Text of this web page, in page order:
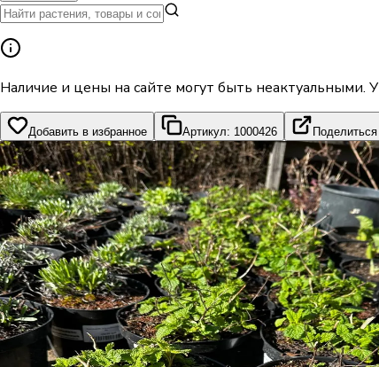
Наличие и цены на сайте могут быть неактуальными.
Добавить в избранное Артикул: 1000426 Поделиться